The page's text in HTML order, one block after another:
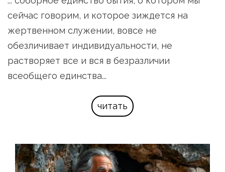
сейчас говорим, и которое зиждется на
жертвенном служении, вовсе не
обезличивает индивидуальности, не
растворяет все и вся в безразличии
всеобщего единства...
читать